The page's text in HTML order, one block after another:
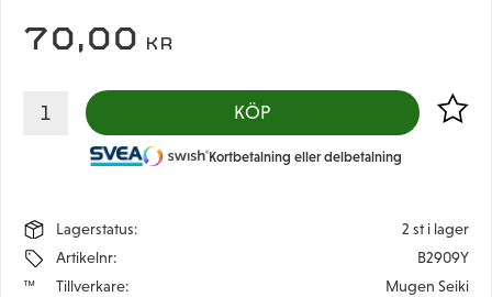
70,00 KR
KÖP Lägg
Kortbetalning eller delbetalning
Lagerstatus
2 st i lager
Artikelnr
B2909Y
Tillverkare
Mugen Seiki